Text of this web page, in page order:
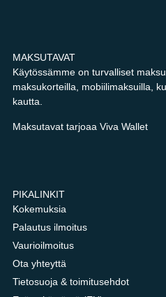
MAKSUTAVAT
Käytössämme on turvalliset
maksukorteilla, mobiilimaksuilla,
kautta.
Maksutavat tarjoaa Viva Wallet
PIKALINKIT
Kokemuksia
Palautus ilmoitus
Vaurioilmoitus
Ota yhteyttä
Tietosuoja & toimitusehdot